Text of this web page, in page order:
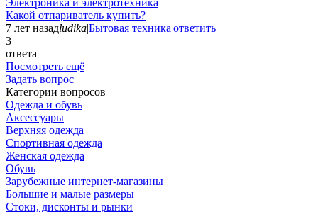
Какой отпариватель купить?
7 лет назадludika|Бытовая техника|ответить
3
ответа
Посмотреть ещё
Задать вопрос
Категории вопросов
Одежда и обувь
Аксессуары
Верхняя одежда
Спортивная одежда
Женская одежда
Обувь
Зарубежные интернет-магазины
Большие и малые размеры
Стоки, дисконты и рынки